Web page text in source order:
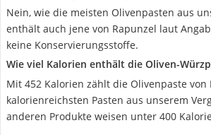
Nein, wie die meisten Olivenpasten aus
enthält auch jene von Rapunzel laut
keine Konservierungsstoffe.
Wie viel Kalorien enthält die Oliven-
Mit 452 Kalorien zählt die Olivenpaste von
kalorienreichsten Pasten aus unserem
anderen Produkte weisen unter 400